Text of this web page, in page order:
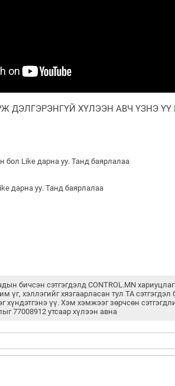
ДЭЛГЭРЭНГҮЙ ХҮЛЭЭН АВЧ ҮЗНЭ ҮҮ
бол Like дарна уу. Танд баярлалаа
дарна уу. Танд баярлалаа
бичсэн сэтгэгдэлд CONTROL.MN
үг, хэллэгийг хязгаарласан тул ТА
хүндэтгэнэ үү. Хэм хэмжээг зөрчсөн
77008912 утсаар хүлээн авна